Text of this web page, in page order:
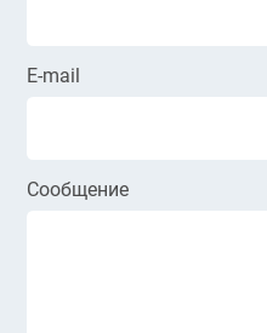
E-mail
Сообщение